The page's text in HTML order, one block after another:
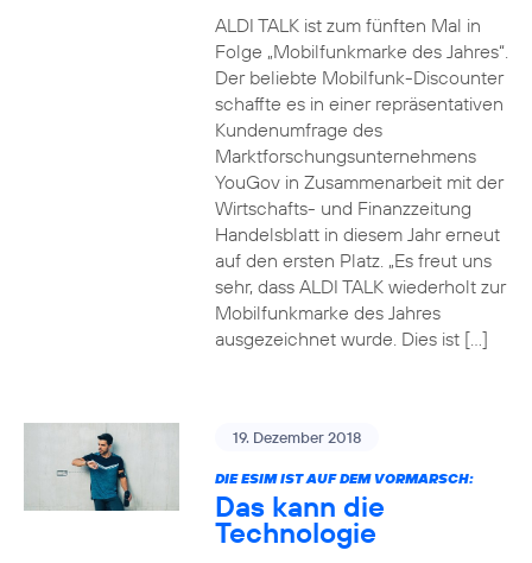
ALDI TALK ist zum fünften Mal in
Folge „Mobilfunkmarke des Jahres“.
Der beliebte Mobilfunk-Discounter
schaffte es in einer repräsentativen
Kundenumfrage des
Marktforschungsunternehmens
YouGov in Zusammenarbeit mit der
Wirtschafts- und Finanzzeitung
Handelsblatt in diesem Jahr erneut
auf den ersten Platz. „Es freut uns
sehr, dass ALDI TALK wiederholt zur
Mobilfunkmarke des Jahres
ausgezeichnet wurde. Dies ist […]
19. Dezember 2018
DIE ESIM IST AUF DEM VORMARSCH:
Das kann die
Technologie